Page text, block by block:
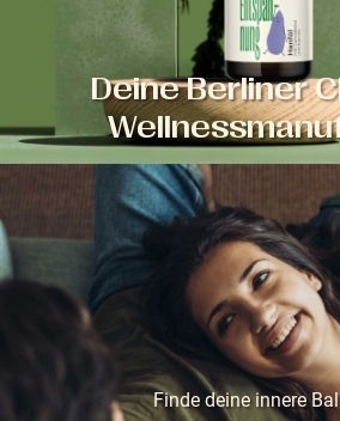
Deine Berliner
Finde deine innere